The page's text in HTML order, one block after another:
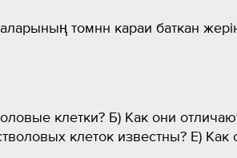
томнн караи баткан
клетки? Б) Как они
клеток известны? Е)